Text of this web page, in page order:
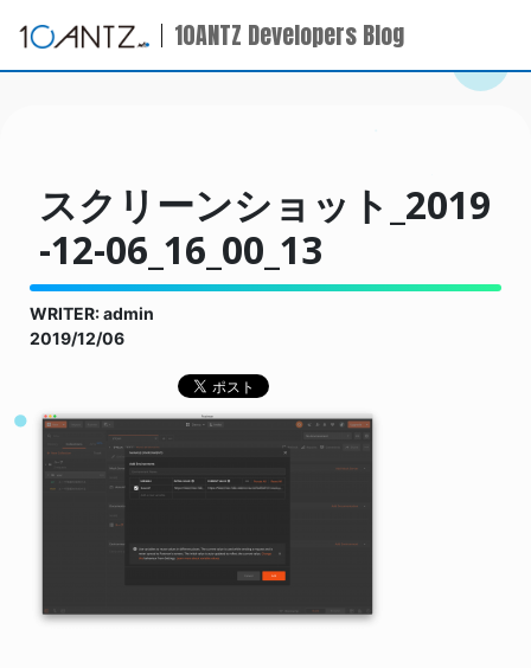
10ANTZ Developers Blog
スクリーンショット_2019
-12-06_16_00_13
WRITER: admin
2019/12/06